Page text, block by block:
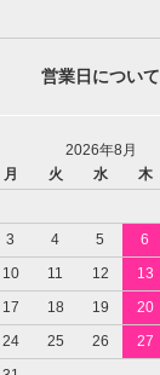
営業日について
2026年8月
月 火 水 木
3 4 5 6
10 11 12 13
17 18 19 20
24 25 26 27